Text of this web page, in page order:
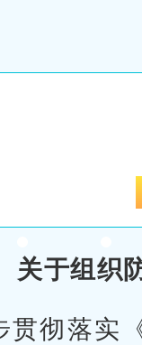
关于组织
彻落实《